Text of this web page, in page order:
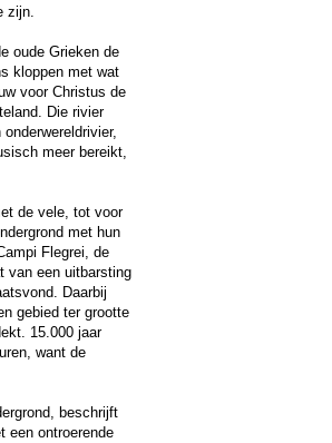
zijn.
oude Grieken de
kloppen met wat
voor Christus de
Die rivier
meer bereikt,
de vele, tot voor
met hun
Flegrei, de
van een uitbarsting
Daarbij
gebied ter grootte
15.000 jaar
want de
beschrijft
een ontroerende